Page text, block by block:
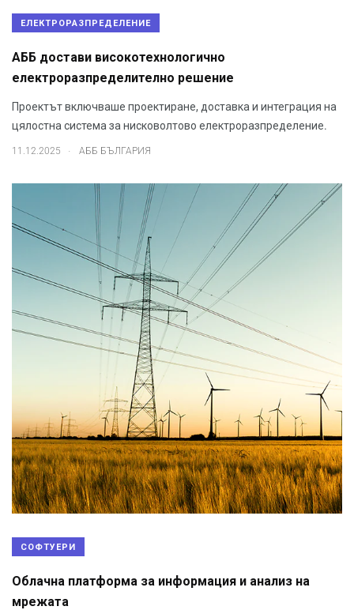
ЕЛЕКТРОРАЗПРЕДЕЛЕНИЕ
АББ достави високотехнологично
електроразпределително решение
Проектът включваше проектиране, доставка и интеграция на
цялостна система за нисковолтово електроразпределение.
11.12.2025 АББ БЪЛГАРИЯ
СОФТУЕРИ
Облачна платформа за информация и анализ на
мрежата